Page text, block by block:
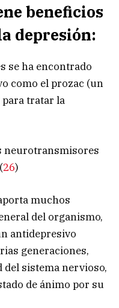
beneficios
depresión:
se ha encontrado
como el prozac (un
tratar la
neurotransmisores
26)
muchos
del organismo,
antidepresivo
generaciones,
del sistema nervioso,
de ánimo por su